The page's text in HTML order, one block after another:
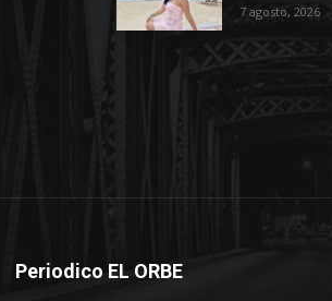
7 agosto, 2026
Periodico EL ORBE